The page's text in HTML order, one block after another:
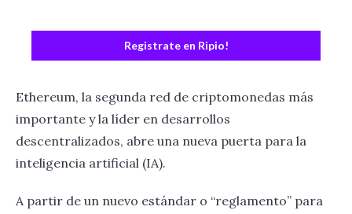
Registrate en Ripio!
Ethereum, la segunda red de criptomonedas más
importante y la líder en desarrollos
descentralizados, abre una nueva puerta para la
inteligencia artificial (IA).
A partir de un nuevo estándar o “reglamento” para